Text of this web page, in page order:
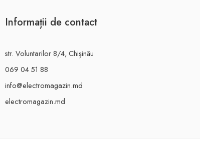
Informații de contact
str. Voluntarilor 8/4, Chișinău
069 04 51 88
info@electromagazin.md
electromagazin.md